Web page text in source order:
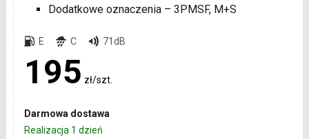
Dodatkowe oznaczenia – 3PMSF, M+S
E C 71dB
195 zł/szt.
Darmowa dostawa
Realizacja 1 dzień